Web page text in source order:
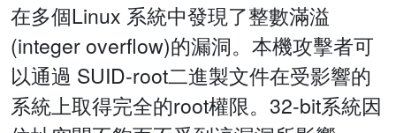
在多個Linux 系統中發現了整數滿溢
(integer overflow)的漏洞。本機攻擊者可
以通過 SUID-root二進製文件在受影響的
系統上取得完全的root權限。32-bit系統因